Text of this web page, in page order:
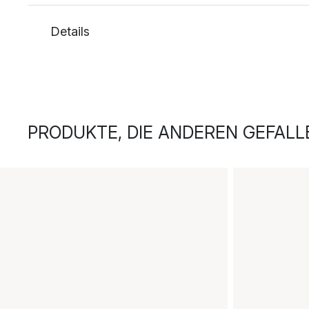
Details
PRODUKTE, DIE ANDEREN